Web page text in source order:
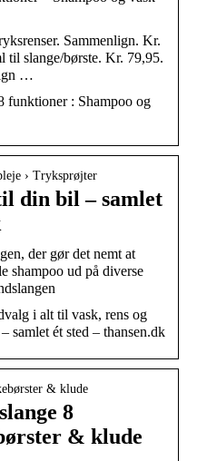
Sammenlign. Kr.
slange/børste. Kr. 79,95.
…
funktioner : Shampoo og
› Tryksprøjter
din bil – samlet
der gør det nemt at
shampoo ud på diverse
i alt til vask, rens og
ét sted – thansen.dk
& klude
8
& klude